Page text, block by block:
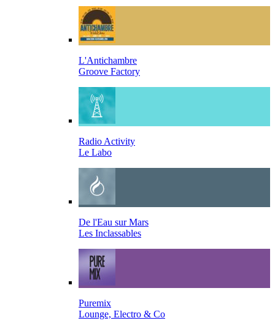
L'Antichambre
Groove Factory
Radio Activity
Le Labo
De l'Eau sur Mars
Les Inclassables
Puremix
Lounge, Electro & Co